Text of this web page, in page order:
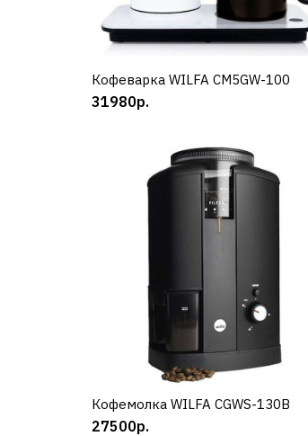
КУПИТЬ
Кофеварка WILFA CM5GW-100
31980р.
КУПИТЬ
Кофемолка WILFA CGWS-130B
27500р.